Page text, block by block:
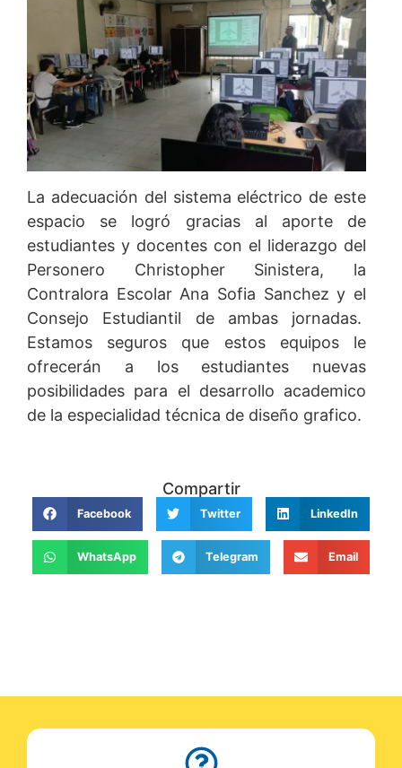
La adecuación del sistema eléctrico de este
espacio se logró gracias al aporte de
estudiantes y docentes con el liderazgo del
Personero Christopher Sinistera, la
Contralora Escolar Ana Sofia Sanchez y el
Consejo Estudiantil de ambas jornadas.
Estamos seguros que estos equipos le
ofrecerán a los estudiantes nuevas
posibilidades para el desarrollo academico
de la especialidad técnica de diseño grafico.
Compartir
Facebook Twitter LinkedIn
WhatsApp Telegram Email